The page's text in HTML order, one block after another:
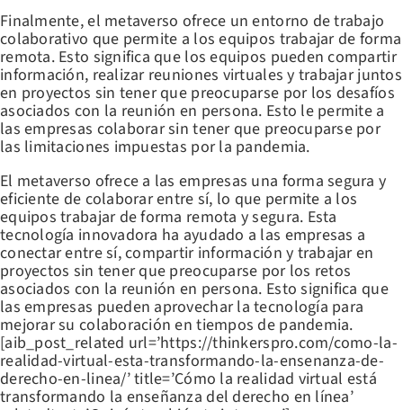
Finalmente, el metaverso ofrece un entorno de trabajo
colaborativo que permite a los equipos trabajar de forma
remota. Esto significa que los equipos pueden compartir
información, realizar reuniones virtuales y trabajar juntos
en proyectos sin tener que preocuparse por los desafíos
asociados con la reunión en persona. Esto le permite a
las empresas colaborar sin tener que preocuparse por
las limitaciones impuestas por la pandemia.
El metaverso ofrece a las empresas una forma segura y
eficiente de colaborar entre sí, lo que permite a los
equipos trabajar de forma remota y segura. Esta
tecnología innovadora ha ayudado a las empresas a
conectar entre sí, compartir información y trabajar en
proyectos sin tener que preocuparse por los retos
asociados con la reunión en persona. Esto significa que
las empresas pueden aprovechar la tecnología para
mejorar su colaboración en tiempos de pandemia.
[aib_post_related url=’https://thinkerspro.com/como-la-
realidad-virtual-esta-transformando-la-ensenanza-de-
derecho-en-linea/’ title=’Cómo la realidad virtual está
transformando la enseñanza del derecho en línea’